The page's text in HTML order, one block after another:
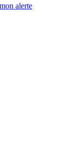
alerte